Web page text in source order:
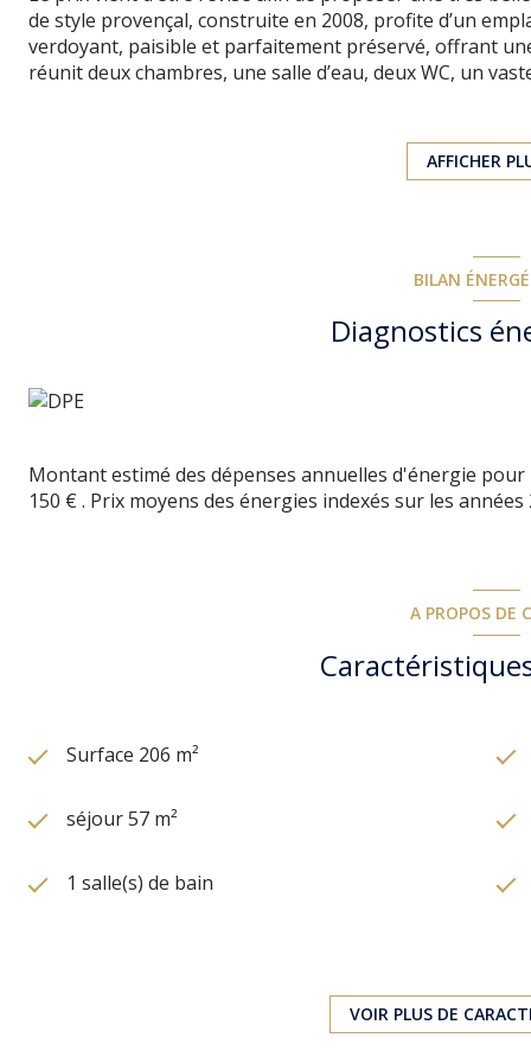
de style provençal, construite en 2008, profite d’un
verdoyant, paisible et parfaitement préservé, offrant
réunit deux chambres, une salle d’eau, deux WC, un
WC permettent d’accueillir famille et amis dans les
d’environ 23 m² et l’autre sous tonnelle, invitent à
chauffée par pompe à chaleur et équipée d’un volet,
pour véhicule électrique, cette propriété offre un
configuration, elle constitue un lieu de villégiature
profiter de séjours ressourçants en toute saison. Une
AFFICHER
BILAN
Diagnostics
Montant estimé des dépenses annuelles d'énergie
150 € . Prix moyens des énergies indexés sur les
A PROPOS DE
Surface 206 m²
séjour 57 m²
1 salle(s) de bain
VOIR PLUS DE